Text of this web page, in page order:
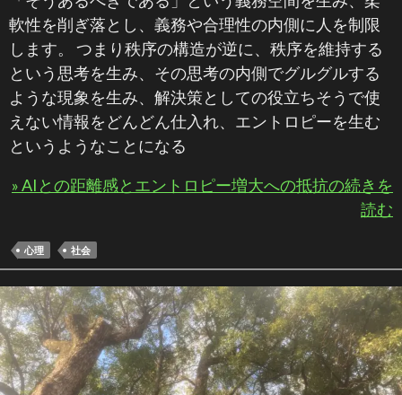
軟性を削ぎ落とし、義務や合理性の内側に人を制限
します。 つまり秩序の構造が逆に、秩序を維持する
という思考を生み、その思考の内側でグルグルする
ような現象を生み、解決策としての役立ちそうで使
えない情報をどんどん仕入れ、エントロピーを生む
というようなことになる
» AIとの距離感とエントロピー増大への抵抗の続きを
読む
心理 社会